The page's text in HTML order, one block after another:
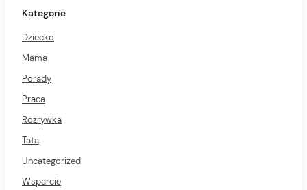
r
M
e
n
u
Kategorie
Dziecko
Mama
Porady
Praca
Rozrywka
Tata
Uncategorized
Wsparcie